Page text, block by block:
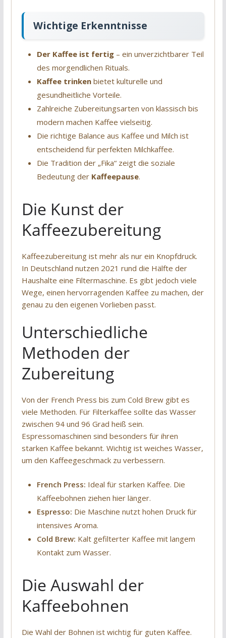
Wichtige Erkenntnisse
Der Kaffee ist fertig– ein unverzichtbarer Teil
des morgendlichen Rituals.
Kaffee trinkenbietet kulturelle und
gesundheitliche Vorteile.
Zahlreiche Zubereitungsarten von klassisch bis
modern machen Kaffee vielseitig.
Die richtige Balance aus Kaffee und Milch ist
entscheidend für perfekten Milchkaffee.
Die Tradition der „Fika“ zeigt die soziale
Bedeutung der Kaffeepause.
Die Kunst der
Kaffeezubereitung
Kaffeezubereitung ist mehr als nur ein Knopfdruck.
In Deutschland nutzen 2021 rund die Hälfte der
Haushalte eine Filtermaschine. Es gibt jedoch viele
Wege, einen hervorragenden Kaffee zu machen, der
genau zu den eigenen Vorlieben passt.
Unterschiedliche
Methoden der
Zubereitung
Von der French Press bis zum Cold Brew gibt es
viele Methoden. Für Filterkaffee sollte das Wasser
zwischen 94 und 96 Grad heiß sein.
Espressomaschinen sind besonders für ihren
starken Kaffee bekannt. Wichtig ist weiches Wasser,
um den Kaffeegeschmack zu verbessern.
French Press: Ideal für starken Kaffee. Die
Kaffeebohnen ziehen hier länger.
Espresso: Die Maschine nutzt hohen Druck für
intensives Aroma.
Cold Brew: Kalt gefilterter Kaffee mit langem
Kontakt zum Wasser.
Die Auswahl der
Kaffeebohnen
Die Wahl der Bohnen ist wichtig für guten Kaffee.